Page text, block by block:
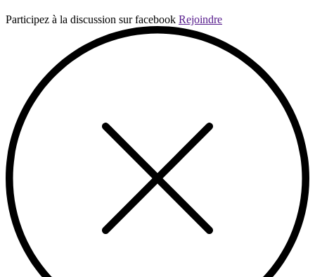
Participez à la discussion sur facebook Rejoindre